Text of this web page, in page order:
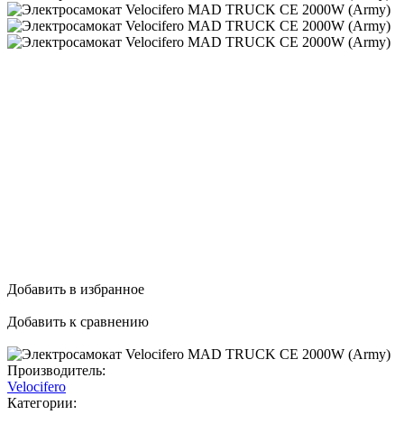
Добавить в избранное
Добавить к сравнению
Производитель:
Velocifero
Категории: